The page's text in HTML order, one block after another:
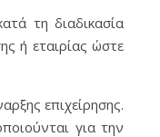
τη διαδικασία
ή εταιρίας ώστε
επιχείρησης.
για την